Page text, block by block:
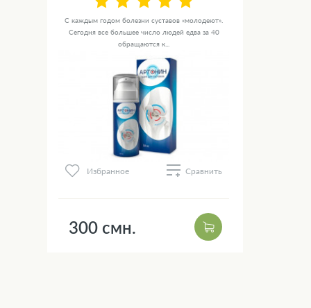
С каждым годом болезни суставов «молодеют».
Сегодня все большее число людей едва за 40
обращаются к...
Избранное Сравнить
300 смн.